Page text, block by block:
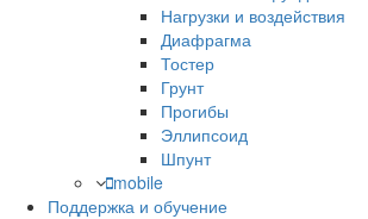
Нагрузки и воздействия
Диафрагма
Тостер
Грунт
Прогибы
Эллипсоид
Шпунт
mobile
Поддержка и обучение